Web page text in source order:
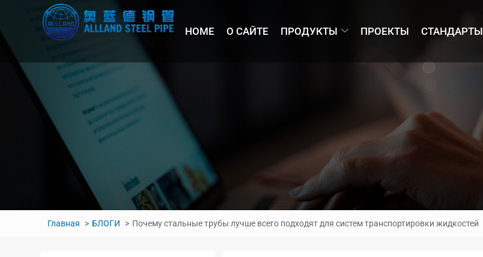
HOME О САЙТЕ ПРОДУКТЫ ПРОЕКТЫ СТАНДАРТЫ
Главная БЛОГИ Почему стальные трубы лучше всего подходят для систем транспортировки жидкостей